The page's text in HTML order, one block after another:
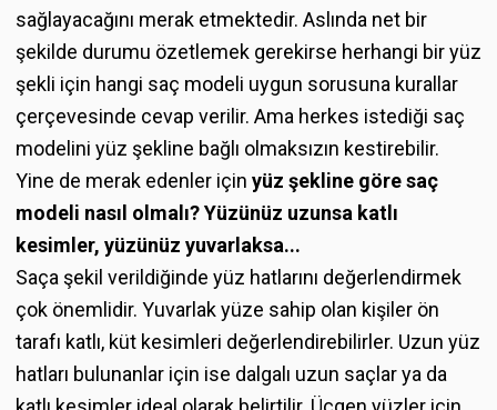
sağlayacağını merak etmektedir. Aslında net bir
şekilde durumu özetlemek gerekirse herhangi bir yüz
şekli için hangi saç modeli uygun sorusuna kurallar
çerçevesinde cevap verilir. Ama herkes istediği saç
modelini yüz şekline bağlı olmaksızın kestirebilir.
Yine de merak edenler için yüz şekline göre saç
modeli nasıl olmalı? Yüzünüz uzunsa katlı
kesimler, yüzünüz yuvarlaksa...
Saça şekil verildiğinde yüz hatlarını değerlendirmek
çok önemlidir. Yuvarlak yüze sahip olan kişiler ön
tarafı katlı, küt kesimleri değerlendirebilirler. Uzun yüz
hatları bulunanlar için ise dalgalı uzun saçlar ya da